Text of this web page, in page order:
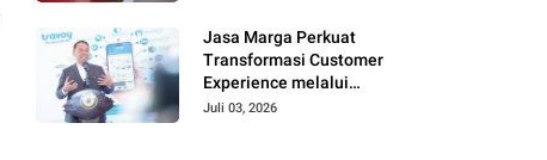
Jasa Marga Perkuat
Transformasi Customer
Experience melalui
Expert Sharing Session
Juli 03, 2026